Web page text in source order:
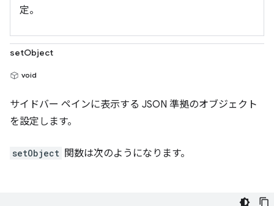
定。
setObject
void
サイドバー ペインに表示する JSON 準拠のオブジェクト
を設定します。
setObject 関数は次のようになります。